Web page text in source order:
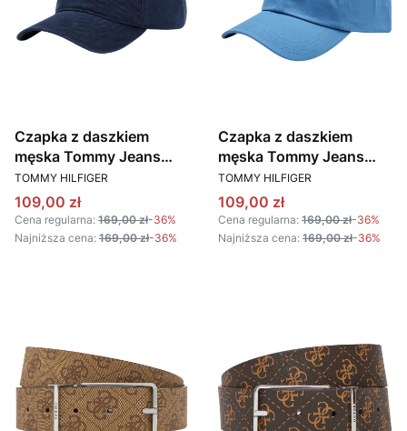
Czapka z daszkiem
męska Tommy Jeans
AM0AM12427 C1G
GRANATOWY
PRODUCENT
TOMMY HILFIGER
Cena promocyjna
109,00 zł
Cena regularna: 169,00 zł-36%
Najniższa cena: 169,00 zł-36%
Czapka z daszkiem
męska Tommy Jeans
AM0AM12894 C2T
NIEBIESKI
PRODUCENT
TOMMY HILFIGER
Cena promocyjna
109,00 zł
Cena regularna: 169,00 zł-36%
Najniższa cena: 169,00 zł-36%